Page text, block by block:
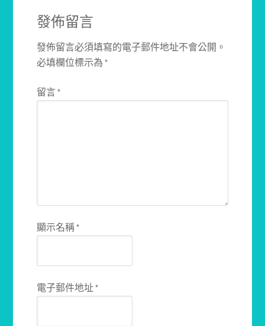
發佈留言
發佈留言必須填寫的電子郵件地址不會公開。
必填欄位標示為*
留言*
顯示名稱*
電子郵件地址*